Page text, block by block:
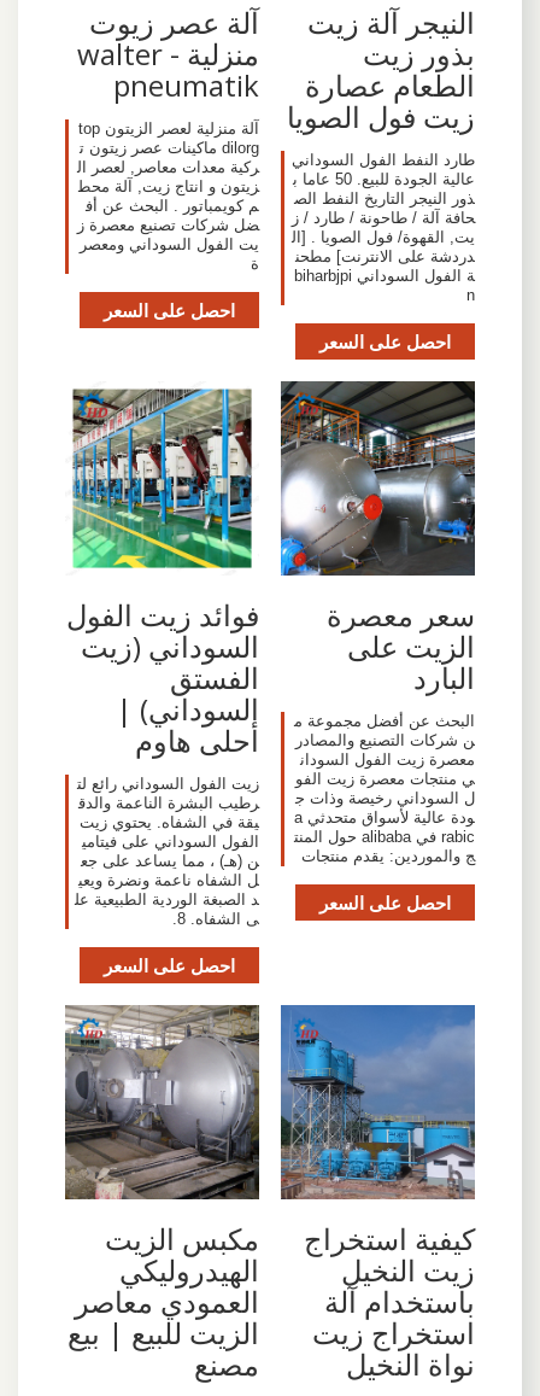
النيجر آلة زيت
بذور زيت
الطعام عصارة
زيت فول الصويا
طارد النفط الفول السوداني
عالية الجودة للبيع. 50 عاما ب
ذور النيجر التاريخ النفط الص
حافة آلة / طاحونة / طارد / ز
يت, القهوة/ فول الصويا . [ال
دردشة على الانترنت] مطحن
ة الفول السوداني biharbjpi
n
احصل على السعر
آلة عصر زيوت
منزلية - walter
pneumatik
آلة منزلية لعصر الزيتون top
dilorg ماكينات عصر زيتون ت
ركية معدات معاصر, لعصر ال
زيتون و انتاج زيت, آلة محط
م كويمباتور . البحث عن أف
ضل شركات تصنيع معصرة ز
يت الفول السوداني ومعصر
ة
احصل على السعر
سعر معصرة
الزيت على
البارد
البحث عن أفضل مجموعة م
ن شركات التصنيع والمصادر
معصرة زيت الفول السودان
ي منتجات معصرة زيت الفو
ل السوداني رخيصة وذات ج
ودة عالية لأسواق متحدثي a
rabic في alibaba حول المنت
ج والموردين: يقدم منتجات
احصل على السعر
فوائد زيت الفول
السوداني (زيت
الفستق
السوداني) |
أحلى هاوم
زيت الفول السوداني رائع لت
رطيب البشرة الناعمة والدق
يقة في الشفاه. يحتوي زيت
الفول السوداني على فيتامي
ن (هـ) ، مما يساعد على جع
ل الشفاه ناعمة ونضرة ويعي
د الصبغة الوردية الطبيعية عل
ى الشفاه. 8.
احصل على السعر
كيفية استخراج
زيت النخيل
باستخدام آلة
استخراج زيت
نواة النخيل
مكبس الزيت
الهيدروليكي
العمودي معاصر
الزيت للبيع | بيع
مصنع